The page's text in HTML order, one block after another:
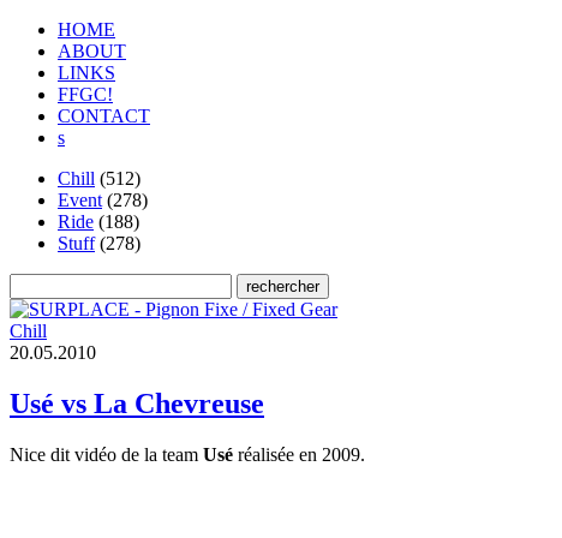
HOME
ABOUT
LINKS
FFGC!
CONTACT
s
Chill (512)
Event (278)
Ride (188)
Stuff(278)
Chill
20.05.2010
Usé vs La Chevreuse
Nice dit vidéo de la team Usé réalisée en 2009.